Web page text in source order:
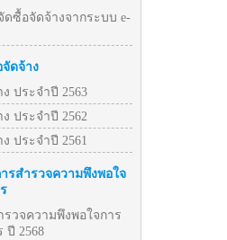
ดซื้อจัดจ้างจากระบบ e-
ดจ้าง
ประจำปี 2563
ประจำปี 2562
ประจำปี 2561
รสำรวจความพึงพอใจ
รวจความพึงพอใจการ
ปี 2568